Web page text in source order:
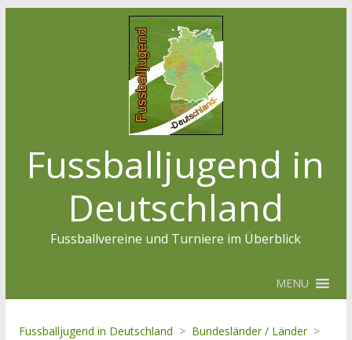
Fussballjugend in
Deutschland
Fussballvereine und Turniere im Überblick
MENU
Fussballjugend in Deutschland > Bundesländer / Länder >